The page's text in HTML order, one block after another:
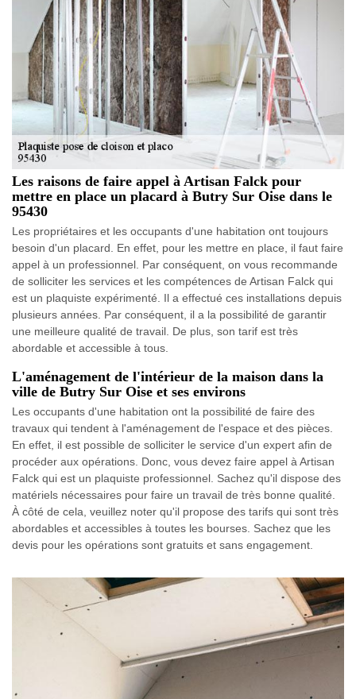
Les raisons de faire appel à Artisan Falck pour
mettre en place un placard à Butry Sur Oise dans le
95430
Les propriétaires et les occupants d'une habitation ont toujours
besoin d'un placard. En effet, pour les mettre en place, il faut faire
appel à un professionnel. Par conséquent, on vous recommande
de solliciter les services et les compétences de Artisan Falck qui
est un plaquiste expérimenté. Il a effectué ces installations depuis
plusieurs années. Par conséquent, il a la possibilité de garantir
une meilleure qualité de travail. De plus, son tarif est très
abordable et accessible à tous.
L'aménagement de l'intérieur de la maison dans la
ville de Butry Sur Oise et ses environs
Les occupants d'une habitation ont la possibilité de faire des
travaux qui tendent à l'aménagement de l'espace et des pièces.
En effet, il est possible de solliciter le service d'un expert afin de
procéder aux opérations. Donc, vous devez faire appel à Artisan
Falck qui est un plaquiste professionnel. Sachez qu'il dispose des
matériels nécessaires pour faire un travail de très bonne qualité.
À côté de cela, veuillez noter qu'il propose des tarifs qui sont très
abordables et accessibles à toutes les bourses. Sachez que les
devis pour les opérations sont gratuits et sans engagement.